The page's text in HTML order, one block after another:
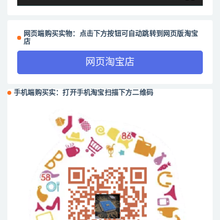
网页端购买实物：点击下方按钮可自动跳转到网页版淘宝
店
网页淘宝店
手机端购买实：打开手机淘宝扫描下方二维码